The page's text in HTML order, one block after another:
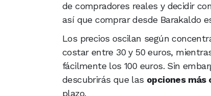
de compradores reales y decidir
así que comprar desde Barakaldo
Los precios oscilan según
costar entre 30 y 50 euros,
fácilmente los 100 euros. Sin
descubrirás que las opciones más
plazo.